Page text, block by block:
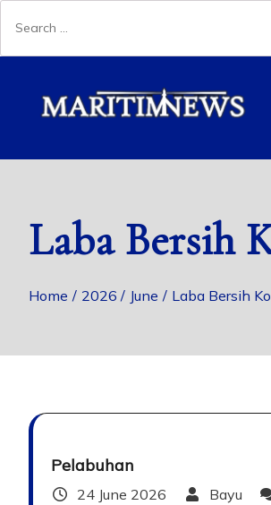
Laba Bersih
Home 2026 June Laba Bersih
Pelabuhan
24 June 2026 Bayu